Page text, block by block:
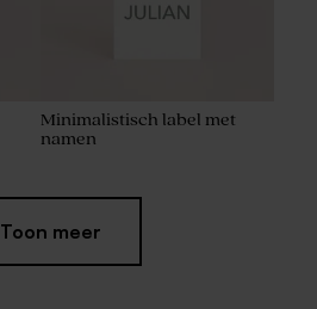
Minimalistisch label met
namen
Toon meer